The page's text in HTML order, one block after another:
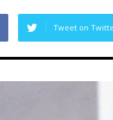
Tweet on